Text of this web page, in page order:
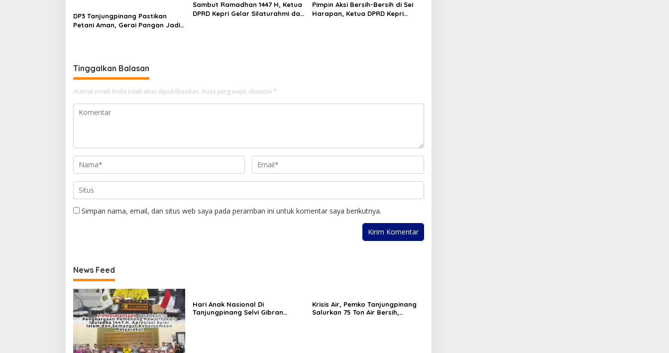
DP3 Tanjungpinang Pastikan
Petani Aman, Gerai Pangan Jadi
Sambut Ramadhan 1447 H, Ketua
DPRD Kepri Gelar Silaturahmi dan
Pimpin Aksi Bersih-Bersih di Sei
Harapan, Ketua DPRD Kepri
Tinggalkan Balasan
Alamat email Anda tidak akan dipublikasikan. Ruas yang wajib ditandai *
Simpan nama, email, dan situs web saya pada peramban ini untuk komentar saya berikutnya.
News Feed
Hari Anak Nasional Di
Tanjungpinang Selvi Gibran
Krisis Air, Pemko Tanjungpinang
Salurkan 75 Ton Air Bersih,